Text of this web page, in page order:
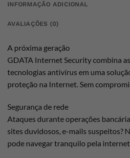
INFORMAÇÃO ADICIONAL
AVALIAÇÕES (0)
A próxima geração
GDATA Internet Security combina
tecnologias antivírus em uma
proteção na Internet. Sem
Segurança de rede
Ataques durante operações
sites duvidosos, e-mails suspeitos?
pode navegar tranquilo pela